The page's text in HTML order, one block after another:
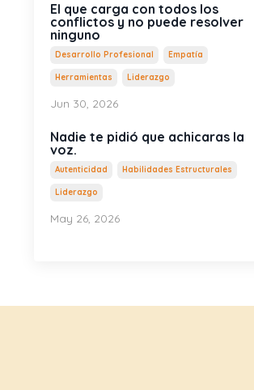
El que carga con todos los
conflictos y no puede resolver
ninguno
Desarrollo Profesional Empatía
Herramientas Liderazgo
Jun 30, 2026
Nadie te pidió que achicaras la
voz.
Autenticidad Habilidades Estructurales
Liderazgo
May 26, 2026